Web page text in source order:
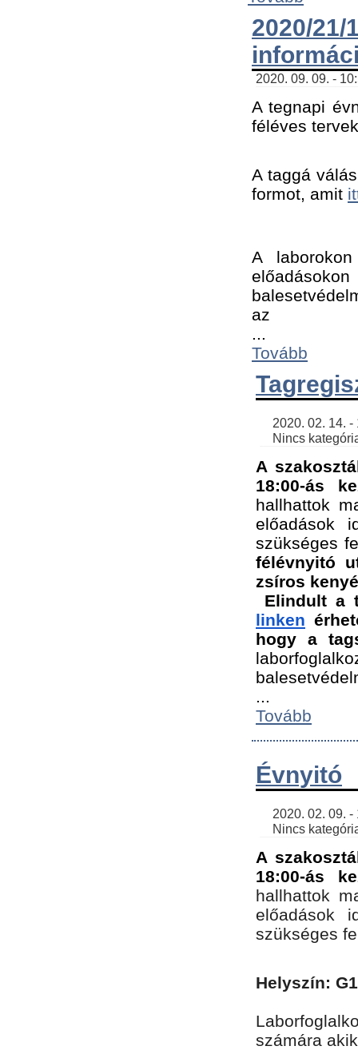
2020/
2020. 09. 09. -
A tegnapi
féléves
A taggá
formot, amit
A
az ﻿
Tovább
Nincs
A
18:00-ás
hallhattok
előadások
szükséges
félévnyitó
zsíros
Elindult a
linken
hogy a
Tovább
Évnyitó
Nincs
A
18:00-ás
hallhattok
előadások
szükséges
Helyszín:
számára